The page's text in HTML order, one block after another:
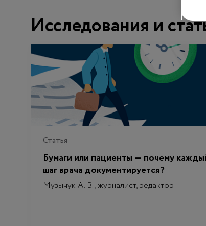
Исследования и
Статья
Бумаги или пациенты — почему
шаг врача документируется?
Музычук А. В., журналист, редактор